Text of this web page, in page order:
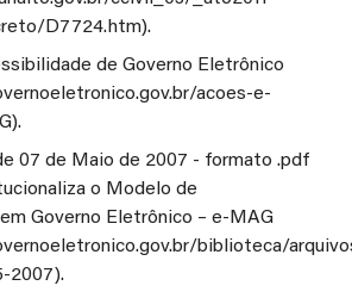
D7724.htm).
de Governo Eletrônico
acoes-e-
07 de Maio de 2007 - formato .pdf
o Modelo de
Governo Eletrônico – e-MAG
biblioteca/
2007).